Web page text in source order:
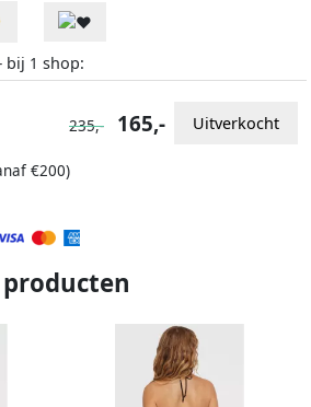
bij 1 shop:
€200)
235,- 165,- Uitverkocht